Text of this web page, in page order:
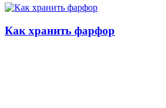
Как хранить фарфор